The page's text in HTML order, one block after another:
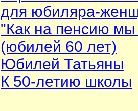
для юбиляра-
"Как на пенсию
(юбилей 60 лет)
Юбилей Татьяны
К 50-летию школы